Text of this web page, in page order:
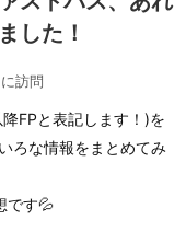
した！
訪問
FPと表記します！)を
ろな情報をまとめてみ
です💦